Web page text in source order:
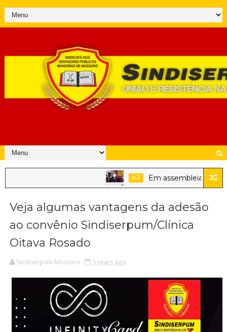
ACE Em assembleia,
Veja algumas vantagens da adesão
ao convênio Sindiserpum/Clínica
Oitava Rosado
Sindiserpum Mossoro 5 years ago